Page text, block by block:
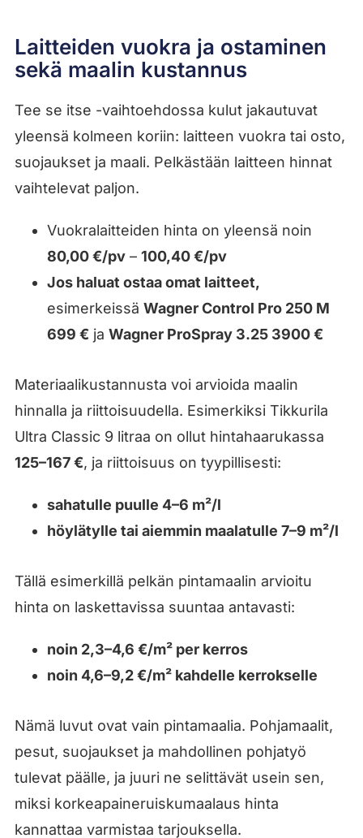
Laitteiden vuokra ja ostaminen
sekä maalin kustannus
Tee se itse -vaihtoehdossa kulut jakautuvat
yleensä kolmeen koriin: laitteen vuokra tai osto,
suojaukset ja maali. Pelkästään laitteen hinnat
vaihtelevat paljon.
Vuokralaitteiden hinta on yleensä noin
80,00 €/pv– 100,40 €/pv
Jos haluat ostaa omat laitteet,
esimerkeissä Wagner Control Pro 250 M
699 € ja Wagner ProSpray 3.25 3900 €
Materiaalikustannusta voi arvioida maalin
hinnalla ja riittoisuudella. Esimerkiksi Tikkurila
Ultra Classic 9 litraa on ollut hintahaarukassa
125–167 €, ja riittoisuus on tyypillisesti:
sahatulle puulle 4–6 m²/l
höylätylle tai aiemmin maalatulle 7–9 m²/l
Tällä esimerkillä pelkän pintamaalin arvioitu
hinta on laskettavissa suuntaa antavasti:
noin 2,3–4,6 €/m² per kerros
noin 4,6–9,2 €/m² kahdelle kerrokselle
Nämä luvut ovat vain pintamaalia. Pohjamaalit,
pesut, suojaukset ja mahdollinen pohjatyö
tulevat päälle, ja juuri ne selittävät usein sen,
miksi korkeapaineruiskumaalaus hinta
kannattaa varmistaa tarjouksella.